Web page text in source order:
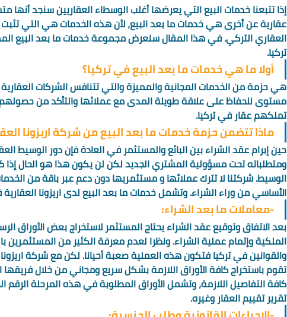
إذا تتبعنا خدمات البيع التي يعرضها أغلب الوسطاء العقاريين سنجد
عقارية عن أخرى هي خدمات ما بعد البيع، لأن هذه الخدمات هي التي
العقاري التركي. في هذا المقال سنعرض مجموعة خدمات ما بعد البيع
تركيا.
أولا ما هي خدمات ما بعد البيع في تركيا؟
هي حزمة من الخدمات المجانية والمميزة والتي تتنافس الشركات
مستوى للحفاظ على علاقة طويلة المدى مع عملائها والتأكد من
تملكهم عقار في تركيا.
ماذا تتضمن حزمة خدمات ما بعد البيع من شركة اريزونا
حين إبرام عقد الشراء بين البائع والمستثمر في العادة فإن دور الوسيط
ومتطلباته تحت مسؤولية المشتري الجديد لكن لن يكون هذا هو الحال إذا
الوسيط. شركتنا لا تترك عملائها و مستثمريها دون دعم عبر باقة من
الأساسي من وراء الشراء. وتشمل خدمات ما بعد البيع لدى اريزونا
-معاملات ما بعد الشراء:
بعد الاتفاق وتوقيع عقد الشراء يحتاج المستثمر لاستخراج بعض الأوراق
الملكية وإتمام عملية الشراء. ونظرا لعدم معرفة الكثير من المستثمرين
والقوانين في تركيا فتكون هذه العملية صعبة أحيانا. لكن مع شركة
تقوم باستخراج كافة الأوراق اللازمة بشكل سريع ومجاني من خلال
كافة التفاصيل اللازمة، وتشمل الأوراق المطلوبة في هذه المرحلة
تقرير تقييم العقار وغيره.